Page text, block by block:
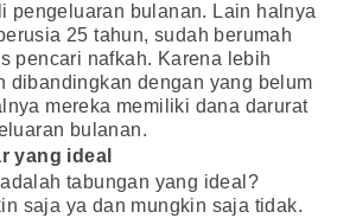
pengeluaran bulanan. Lain halnya
25 tahun, sudah berumah
pencari nafkah. Karena lebih
dibandingkan dengan yang belum
mereka memiliki dana darurat
bulanan.
yang ideal
tabungan yang ideal?
saja ya dan mungkin saja tidak.